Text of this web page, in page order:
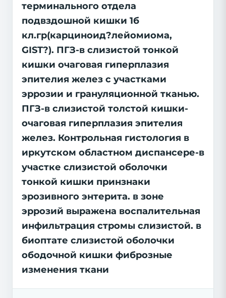
терминального отдела
подвздошной кишки 1б
кл.гр(карциноид?лейомиома,
GIST?). ПГЗ-в слизистой тонкой
кишки очаговая гиперплазия
эпителия желез с участками
эррозии и грануляционной тканью.
ПГЗ-в слизистой толстой кишки-
очаговая гиперплазия эпителия
желез. Контрольная гистология в
иркутском областном диспансере-в
участке слизистой оболочки
тонкой кишки принзнаки
эрозивного энтерита. в зоне
эррозий выражена воспалительная
инфильтрация стромы слизистой. в
биоптате слизистой оболочки
ободочной кишки фиброзные
изменения ткани